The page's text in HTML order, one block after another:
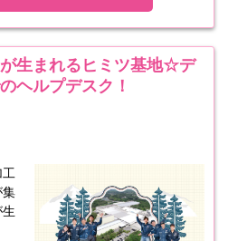
生まれるヒミツ基地☆デ
ヘルプデスク！
工